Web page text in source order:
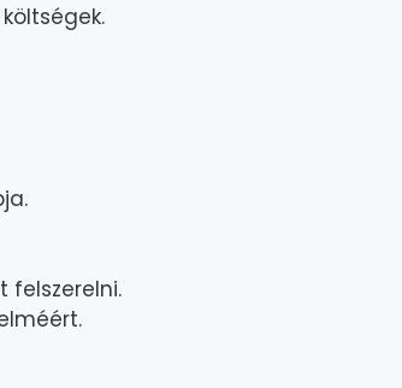
felszerelni.